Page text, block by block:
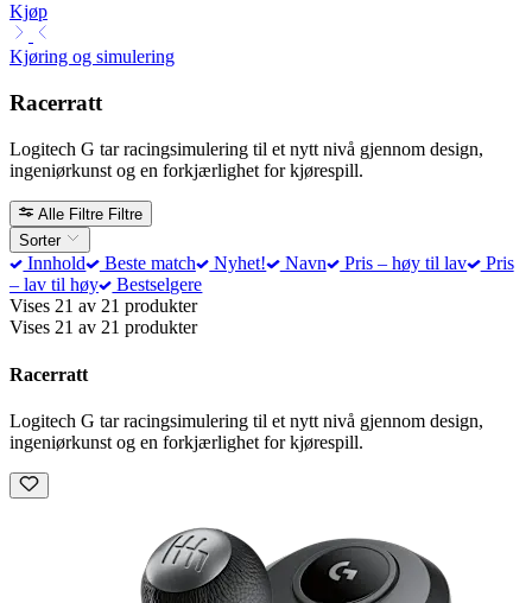
Kjøp
Kjøring og simulering
Racerratt
Logitech G tar racingsimulering til et nytt nivå gjennom design,
ingeniørkunst og en forkjærlighet for kjørespill.
Alle Filtre Filtre
Sorter
Innhold Beste match Nyhet! Navn Pris – høy til lav
Pris
– lav til høy
Bestselgere
Vises 21 av 21 produkter
Vises 21 av 21 produkter
Racerratt
Logitech G tar racingsimulering til et nytt nivå gjennom design,
ingeniørkunst og en forkjærlighet for kjørespill.